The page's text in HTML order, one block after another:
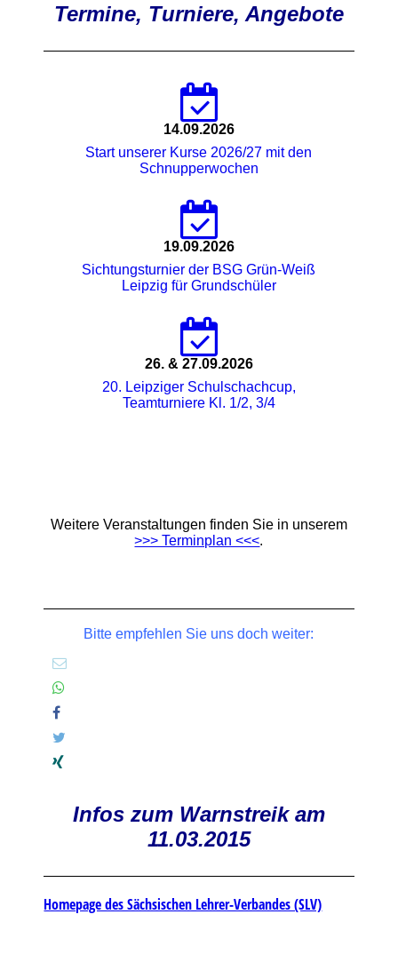
Termine, Turniere, Angebote
14.09.2026
Start unserer Kurse 2026/27 mit den
Schnupperwochen
19.09.2026
Sichtungsturnier der BSG Grün-Weiß
Leipzig für Grundschüler
26. & 27.09.2026
20. Leipziger Schulschachcup,
Teamturniere Kl. 1/2, 3/4
Weitere Veranstaltungen finden Sie in unserem
>>> Terminplan <<<.
Bitte empfehlen Sie uns doch weiter:
Infos zum Warnstreik am
11.03.2015
Homepage des Sächsischen Lehrer-Verbandes (SLV)